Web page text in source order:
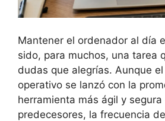
Mantener el ordenador al día
sido, para muchos, una tarea
dudas que alegrías. Aunque
operativo se lanzó con la
herramienta más ágil y segura
predecesores, la frecuencia